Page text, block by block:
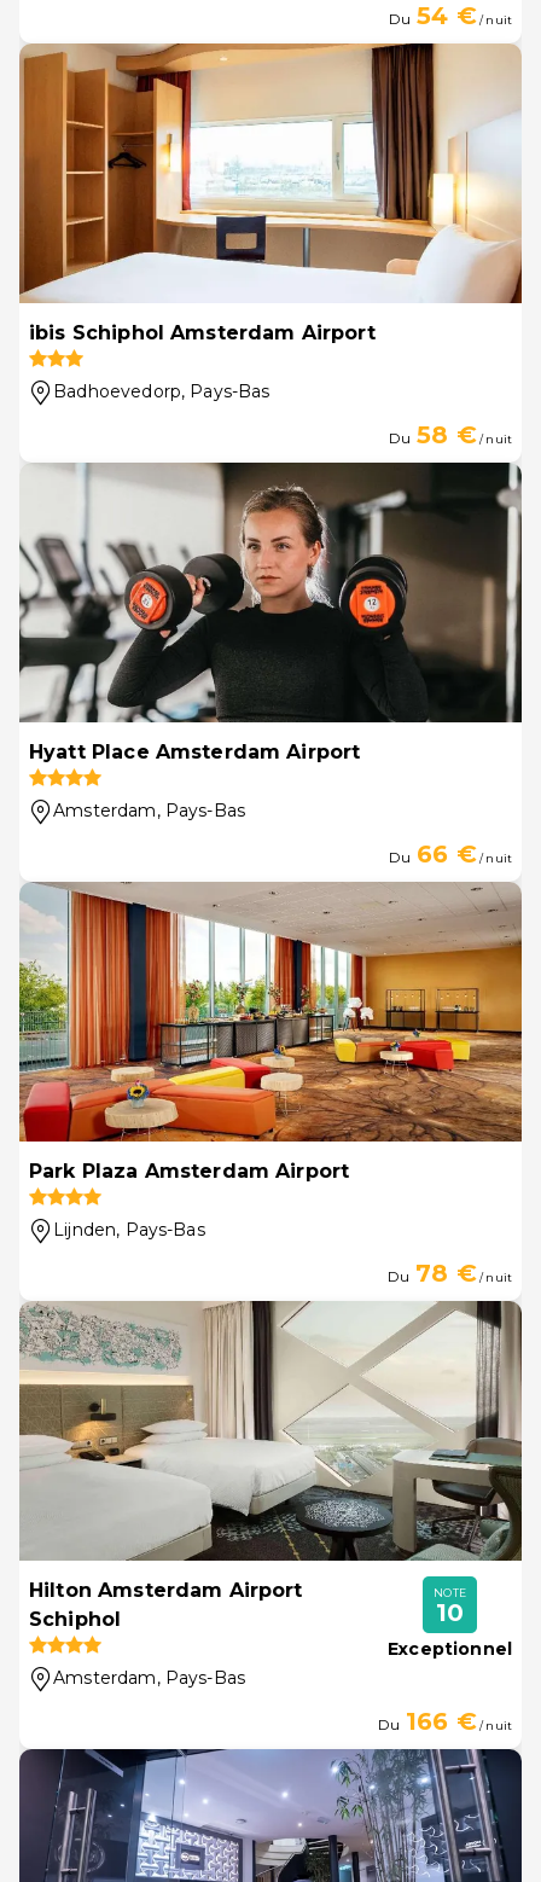
Du 54 €/ nuit
ibis Schiphol Amsterdam Airport
Badhoevedorp, Pays-Bas
Du 58 €/ nuit
Hyatt Place Amsterdam Airport
Amsterdam, Pays-Bas
Du 66 €/ nuit
Park Plaza Amsterdam Airport
Lijnden, Pays-Bas
Du 78 €/ nuit
Hilton Amsterdam Airport
Schiphol
Amsterdam, Pays-Bas
NOTE
10
Exceptionnel
Du 166 €/ nuit